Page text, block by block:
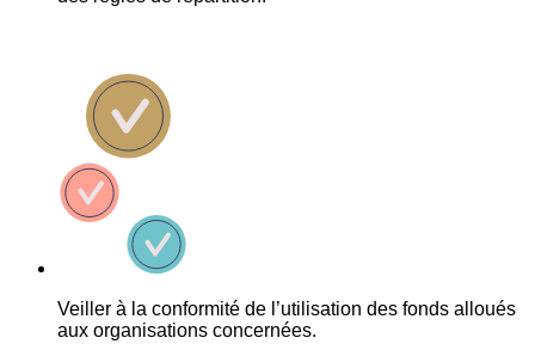
Veiller à la conformité de l’utilisation des fonds alloués
aux organisations concernées.